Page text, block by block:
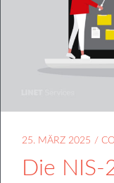
25. MÄRZ 2025 /
Die NIS-